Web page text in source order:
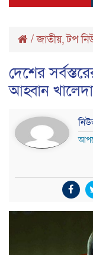
/জাতীয়,টপ
দেশের
আহ্বান